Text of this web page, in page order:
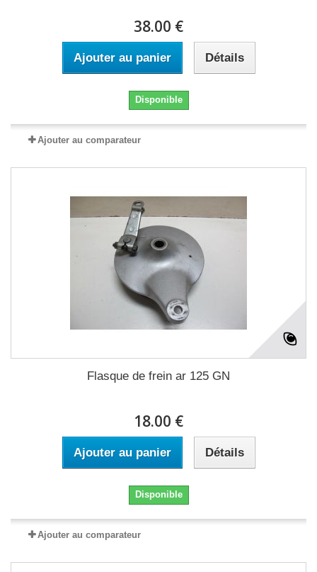
38.00 €
Ajouter au panier Détails
Disponible
Ajouter au comparateur
Flasque de frein ar 125 GN
18.00 €
Ajouter au panier Détails
Disponible
Ajouter au comparateur